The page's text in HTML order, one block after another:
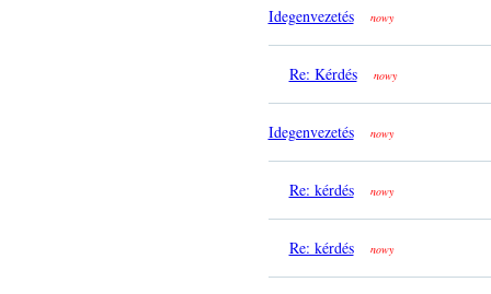
Idegenvezetés nowy
Re: Kérdés nowy
Idegenvezetés nowy
Re: kérdés nowy
Re: kérdés nowy